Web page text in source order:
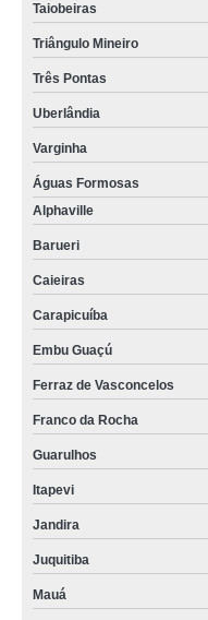
Taiobeiras
Triângulo Mineiro
Três Pontas
Uberlândia
Varginha
Águas Formosas
Alphaville
Barueri
Caieiras
Carapicuíba
Embu Guaçú
Ferraz de Vasconcelos
Franco da Rocha
Guarulhos
Itapevi
Jandira
Juquitiba
Mauá